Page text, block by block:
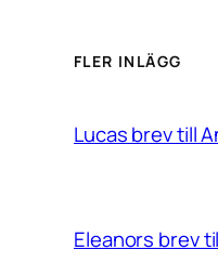
FLER INLÄGG
Lucas brev till
Eleanors brev